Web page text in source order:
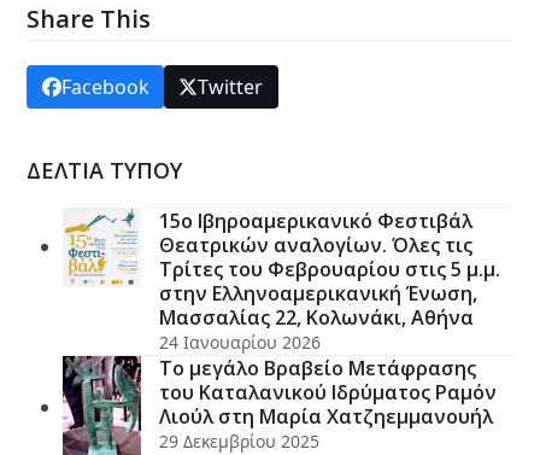
Share This
Facebook Twitter
ΔΕΛΤΙΑ ΤΥΠΟΥ
15ο Ιβηροαμερικανικό Φεστιβάλ
Θεατρικών αναλογίων. Όλες τις
Τρίτες του Φεβρουαρίου στις 5 μ.μ.
στην Ελληνοαμερικανική Ένωση,
Μασσαλίας 22, Κολωνάκι, Αθήνα
24 Ιανουαρίου 2026
Το μεγάλο Βραβείο Μετάφρασης
του Καταλανικού Ιδρύματος Ραμόν
Λιούλ στη Μαρία Χατζηεμμανουήλ
29 Δεκεμβρίου 2025